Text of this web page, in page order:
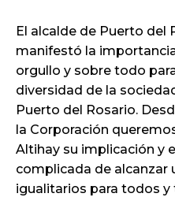
El alcalde de Puerto del
manifestó la
orgullo y sobre todo
diversidad de la
Puerto del Rosario.
la Corporación
Altihay su implicación y
complicada de alcanzar
igualitarios para todos y